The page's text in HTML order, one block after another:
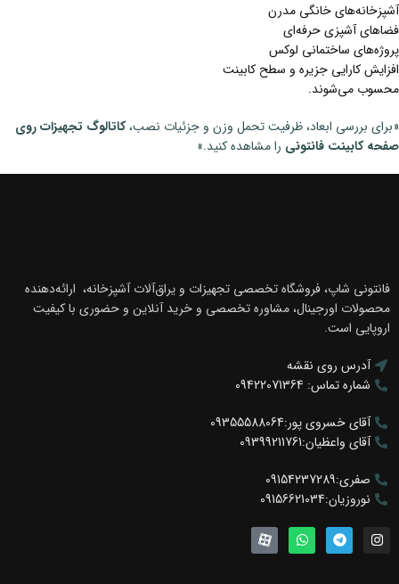
آشپزخانه‌های خانگی مدرن
فضاهای آشپزی حرفه‌ای
پروژه‌های ساختمانی لوکس
افزایش کارایی جزیره و سطح کابینت
محسوب می‌شوند.
«برای بررسی ابعاد، ظرفیت تحمل وزن و جزئیات نصب،کاتالوگ تجهیزات روی
صفحه کابینت فانتونی را مشاهده کنید.»
فانتونی شاپ، فروشگاه تخصصی تجهیزات و یراق‌آلات آشپزخانه، ارائه‌دهنده
محصولات اورجینال، مشاوره تخصصی و خرید آنلاین و حضوری با کیفیت
اروپایی است.
آدرس روی نقشه
شماره تماس: 09422071364
آقای خسروی پور:09355588064
آقای واعظیان:09399211761
صفری:09154237289
نوروزیان:09156621034